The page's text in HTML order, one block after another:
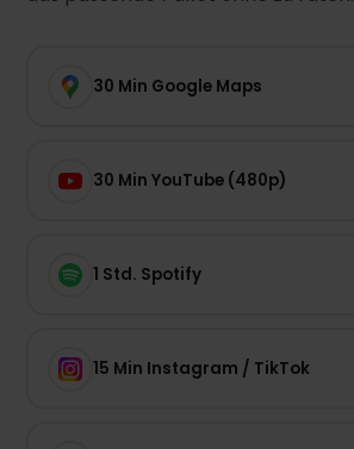
30 Min Google Maps
30 Min YouTube (480p)
1 Std. Spotify
15 Min Instagram / TikTok